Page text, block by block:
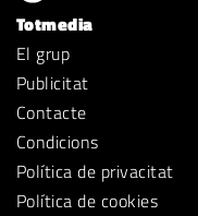
Totmedia
El grup
Publicitat
Contacte
Condicions
Política de privacitat
Política de cookies